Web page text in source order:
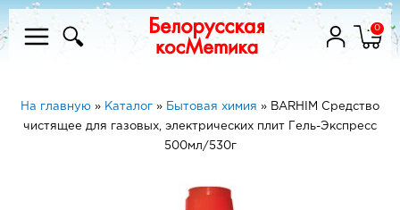
0
На главную » Каталог » Бытовая химия » BARHIM Средство
чистящее для газовых, электрических плит Гель-Экспресс
500мл/530г